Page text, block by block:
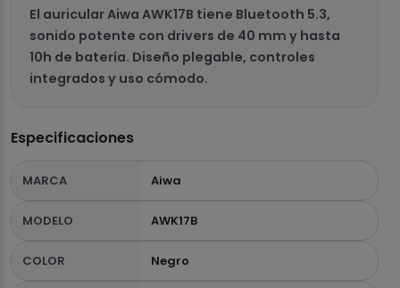
El auricular Aiwa AWK17B tiene Bluetooth 5.3,
sonido potente con drivers de 40 mm y hasta
10h de batería. Diseño plegable, controles
integrados y uso cómodo.
Especificaciones
MARCA Aiwa
MODELO AWK17B
COLOR Negro